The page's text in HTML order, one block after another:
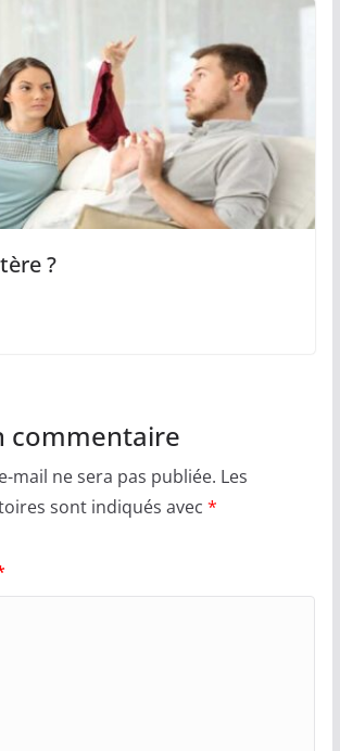
?
commentaire
mail ne sera pas publiée. Les
sont indiqués avec *